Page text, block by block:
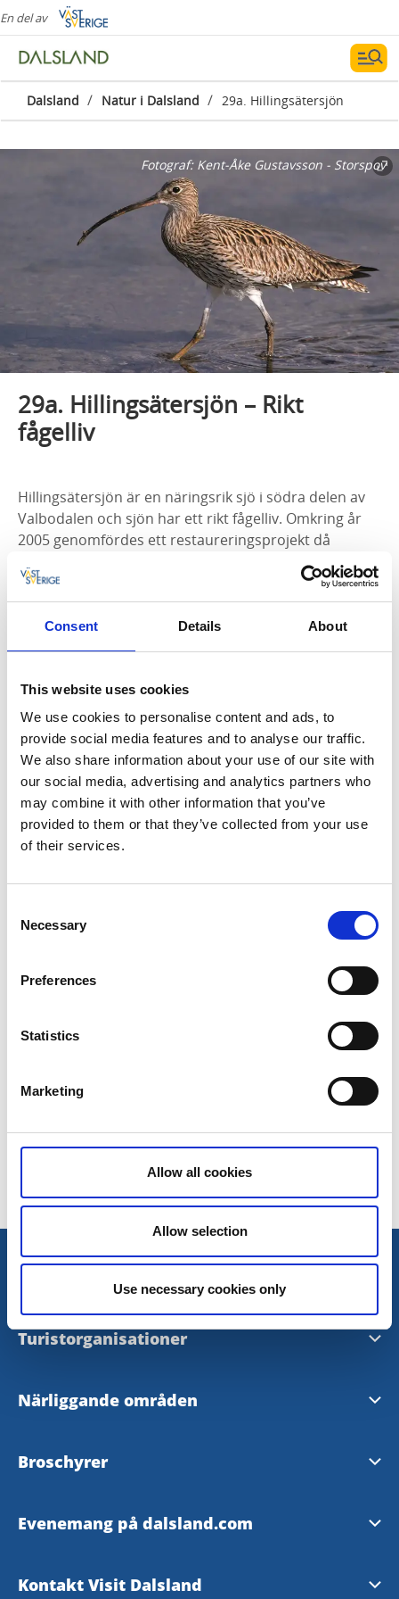
Consent Details About
This website uses cookies
We use cookies to personalise content and ads, to
provide social media features and to analyse our traffic.
We also share information about your use of our site with
our social media, advertising and analytics partners who
may combine it with other information that you’ve
provided to them or that they’ve collected from your use
of their services.
Selection
Necessary
Preferences
Statistics
Marketing
Allow all cookies
Allow selection
Use necessary cookies only
En del av
Dalsland / Natur i Dalsland / 29a. Hillingsätersjön
Fotograf: Kent-Åke Gustavsson - Storspov
29a. Hillingsätersjön – Rikt
fågelliv
Hillingsätersjön är en näringsrik sjö i södra delen av
Valbodalen och sjön har ett rikt fågelliv. Omkring år
2005 genomfördes ett restaureringsprojekt då
mycket vegetation runt sjön röjdes och ersattes av
betesmarker. Strandängar som övergavs på 1950-
eller 1960-talet betas igen. Sjön har åter blivit synlig i
landskapet och fågellivet har blivit rikare.
Exempel på fåglar som kan observeras är knölsvan,
gråhäger, bivråk, brun kärrhök, duvhök, fiskgjuse,
havsörn, tornfalk, vattenrall, sothöna,
trana, tofsvipa, enkelbeckasin, kattuggla, gulärla,
buskskvätta, sävsångare, kärrsångare,
törnskata, hämpling, kricka, storskrake, storlom,
strandskata, storspov och rödbena.
Kullar med bra utsikt finns i söder och norr om sjön.
saknar formellt naturskydd.
Visa respekt för betesdjuren. Gå inte i betesmarkerna
Tillbaka till
Senast uppdaterad:
Visit Dalsland Center
Dals-Eds InfoPoint
Färgelanda InfoPoint
Turistorganisationer
Visit Dalsland AB
Närliggande områden
Bohuslän
Östfold, Norge
Broschyrer
Ladda hem
Evenemang på dalsland.com
Evenemangspolicy
Kontakt Visit Dalsland